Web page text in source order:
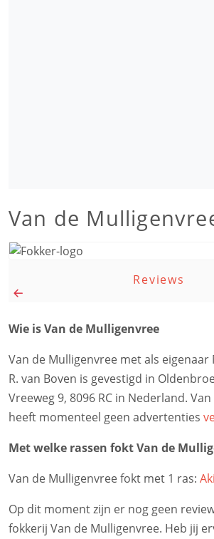
Van de
Reviews
Wie is Van de Mulligenvree
Van de Mulligenvree met als eigenaar
R. van Boven is gevestigd in
Vreeweg 9, 8096 RC in Nederland.
heeft momenteel geen advertenties
Met welke rassen fokt Van de
Van de Mulligenvree fokt met 1 ras:
Op dit moment zijn er nog geen
fokkerij Van de Mulligenvree. Heb jij